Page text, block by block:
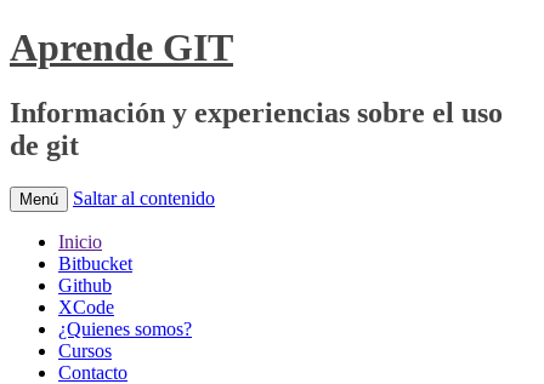
Aprende GIT
Información y experiencias sobre el uso
de git
Menú Saltar al contenido
Inicio
Bitbucket
Github
XCode
¿Quienes somos?
Cursos
Contacto